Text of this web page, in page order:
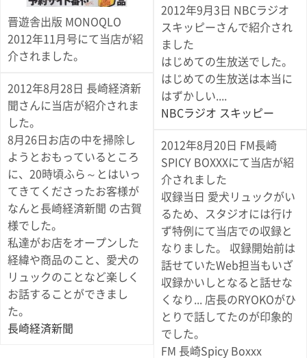
晋遊舎出版 MONOQLO
2012年11月号にて当店が紹
介されました。
2012年9月3日 NBCラジオ
スキッピーさんで紹介され
ました
はじめての生放送でした。
はじめての生放送は本当に
はずかしい....
NBCラジオ スキッピー
2012年8月28日 長崎経済新
聞さんに当店が紹介されま
した。
8月26日お店の中を掃除し
ようとおもっているところ
に、20時頃ふら～とはいっ
てきてくださったお客様が
なんと長崎経済新聞 の古賀
様でした。
私達がお店をオープンした
経緯や商品のこと、愛犬の
リュックのことなど楽しく
お話することができまし
た。
長崎経済新聞
2012年8月20日 FM長崎
SPICY BOXXXにて当店が紹
介されました
収録当日 愛犬リュックがい
るため、スタジオには行け
ず特例にて当店での収録と
なりました。 収録開始前は
話せていたWeb担当もいざ
収録かいしとなると話せな
くなり... 店長のRYOKOがひ
とりで話してたのが印象的
でした。
FM 長崎Spicy Boxxx